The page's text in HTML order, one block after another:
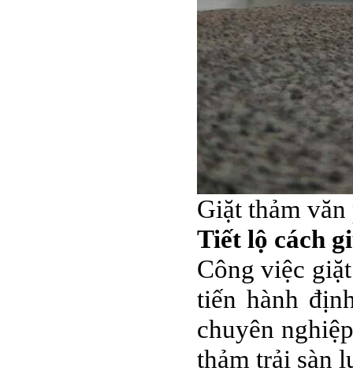
Giặt thảm
Tiết lộ cách
Công việc
tiến hành
chuyên
thảm trải sàn